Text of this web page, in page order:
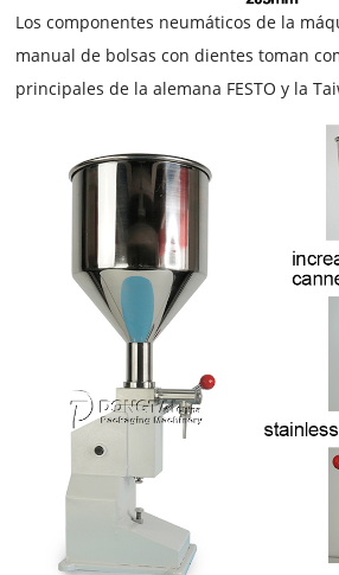
Los componentes neumáticos de la
manual de bolsas con dientes toman
principales de la alemana FESTO y la